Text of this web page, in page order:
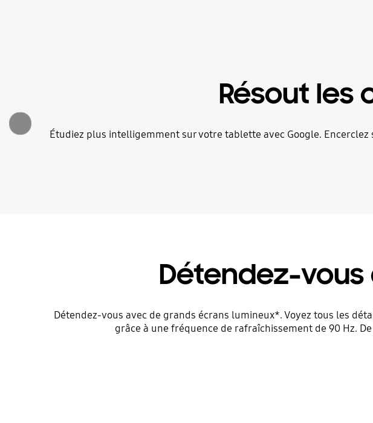
Résout les
Étudiez plus intelligemment sur votre tablette avec Google.
Détendez-
Détendez-vous avec de grands écrans lumineux*. Voyez tous les
grâce à une fréquence de rafraîchissement de 90 Hz.